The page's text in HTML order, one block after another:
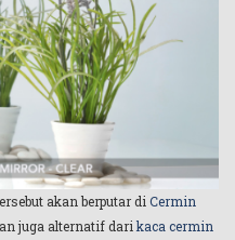
akan berputar di Cermin
juga alternatif dari kaca cermin